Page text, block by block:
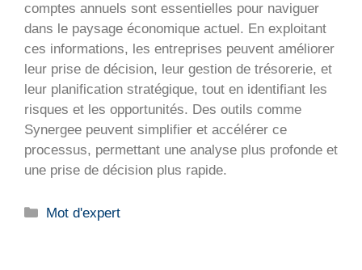
comptes annuels sont essentielles pour naviguer
dans le paysage économique actuel. En exploitant
ces informations, les entreprises peuvent améliorer
leur prise de décision, leur gestion de trésorerie, et
leur planification stratégique, tout en identifiant les
risques et les opportunités. Des outils comme
Synergee peuvent simplifier et accélérer ce
processus, permettant une analyse plus profonde et
une prise de décision plus rapide.
Catégories
Mot d'expert